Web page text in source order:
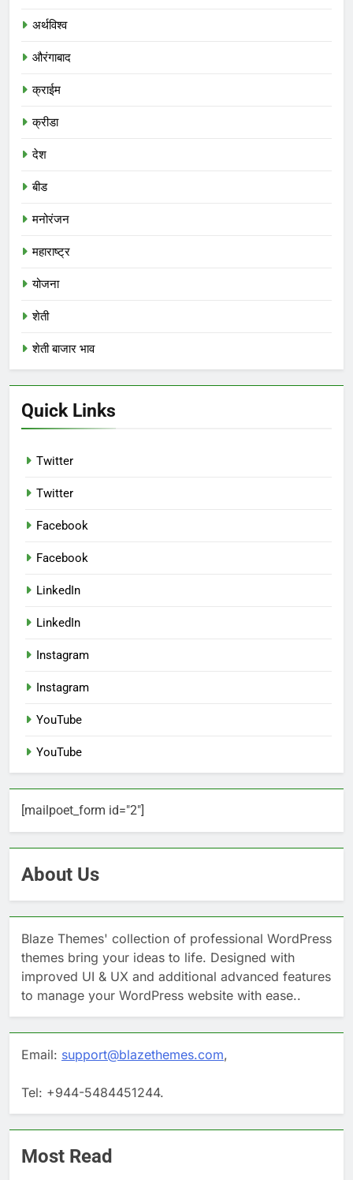
अर्थविश्व
औरंगाबाद
क्राईम
क्रीडा
देश
बीड
मनोरंजन
महाराष्ट्र
योजना
शेती
शेती बाजार भाव
Quick Links
Twitter
Twitter
Facebook
Facebook
LinkedIn
LinkedIn
Instagram
Instagram
YouTube
YouTube
[mailpoet_form id="2"]
About Us
Blaze Themes' collection of professional WordPress
themes bring your ideas to life. Designed with
improved UI & UX and additional advanced features
to manage your WordPress website with ease..
Email: support@blazethemes.com,
Tel: +944-5484451244.
Most Read